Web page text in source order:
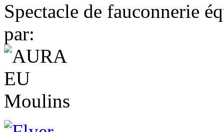
Spectacle de fauconnerie
par: